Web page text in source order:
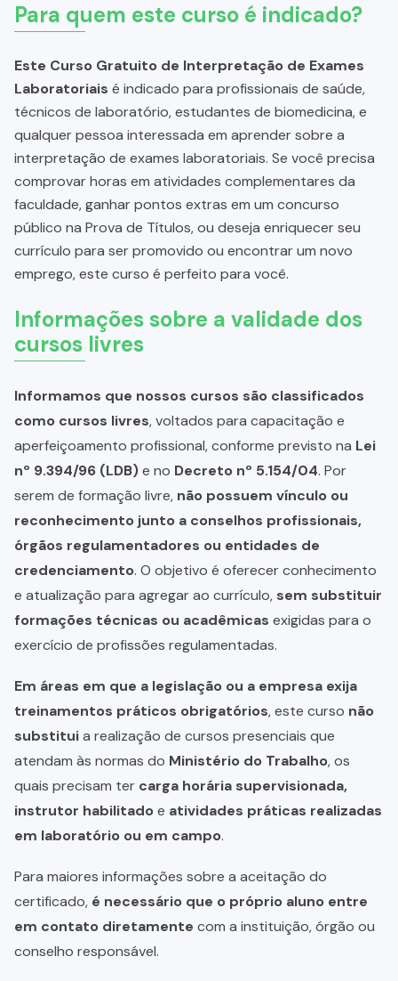
Para quem este curso é indicado?
Este Curso Gratuito de Interpretação de Exames
Laboratoriais é indicado para profissionais de saúde,
técnicos de laboratório, estudantes de biomedicina, e
qualquer pessoa interessada em aprender sobre a
interpretação de exames laboratoriais. Se você precisa
comprovar horas em atividades complementares da
faculdade, ganhar pontos extras em um concurso
público na Prova de Títulos, ou deseja enriquecer seu
currículo para ser promovido ou encontrar um novo
emprego, este curso é perfeito para você.
Informações sobre a validade dos
cursos livres
Informamos que nossos cursos são classificados
como cursos livres, voltados para capacitação e
aperfeiçoamento profissional, conforme previsto na Lei
nº 9.394/96 (LDB)e no Decreto nº 5.154/04. Por
serem de formação livre, não possuem vínculo ou
reconhecimento junto a conselhos profissionais,
órgãos regulamentadores ou entidades de
credenciamento. O objetivo é oferecer conhecimento
e atualização para agregar ao currículo, sem substituir
formações técnicas ou acadêmicas exigidas para o
exercício de profissões regulamentadas.
Em áreas em que a legislação ou a empresa exija
treinamentos práticos obrigatórios, este curso não
substituia realização de cursos presenciais que
atendam às normas do Ministério do Trabalho, os
quais precisam ter carga horária supervisionada,
instrutor habilitadoe atividades práticas realizadas
em laboratório ou em campo.
Para maiores informações sobre a aceitação do
certificado, é necessário que o próprio aluno entre
em contato diretamente com a instituição, órgão ou
conselho responsável.